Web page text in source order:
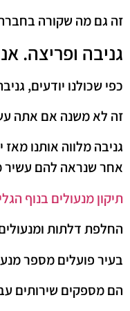
זה גם מה שקורה
גניבה ופריצה.
כפי שכולנו יודעים,
זה לא משנה אם אתה
גניבה מלווה אותנו
אחר שנראה להם עשיר
תיקון מנעולים בנוף
החלפת דלתות
בעיר פועלים מספר
הם מספקים שירותים